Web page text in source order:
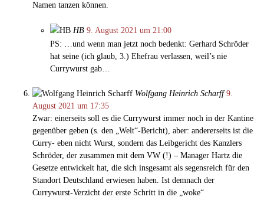
Namen tanzen können.
HB 9. August 2021 um 21:00
PS: …und wenn man jetzt noch bedenkt: Gerhard Schröder
hat seine (ich glaub, 3.) Ehefrau verlassen, weil’s nie
Currywurst gab…
Wolfgang Heinrich Scharff 9.
August 2021 um 17:35
Zwar: einerseits soll es die Currywurst immer noch in der Kantine
gegenüber geben (s. den „Welt“-Bericht), aber: andererseits ist die
Curry- eben nicht Wurst, sondern das Leibgericht des Kanzlers
Schröder, der zusammen mit dem VW (!) – Manager Hartz die
Gesetze entwickelt hat, die sich insgesamt als segensreich für den
Standort Deutschland erwiesen haben. Ist demnach der
Currywurst-Verzicht der erste Schritt in die „woke“